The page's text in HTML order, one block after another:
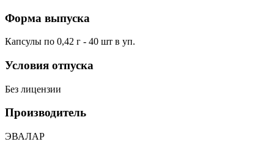
Форма выпуска
Капсулы по 0,42 г - 40 шт в уп.
Условия отпуска
Без лицензии
Производитель
ЭВАЛАР